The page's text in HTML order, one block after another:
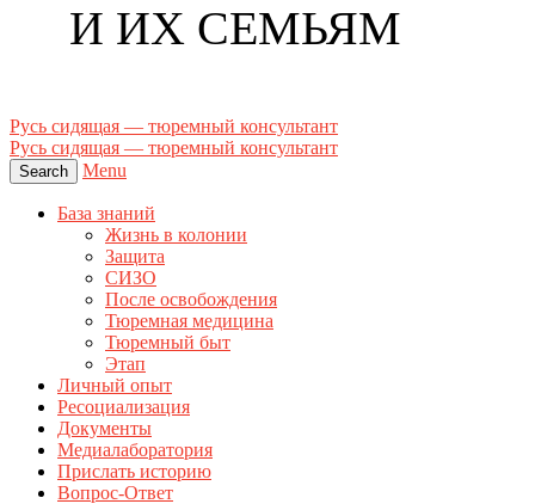
И ИХ СЕМЬЯМ
Русь сидящая — тюремный консультант
Русь сидящая — тюремный консультант
Search Menu
База знаний
Жизнь в колонии
Защита
СИЗО
После освобождения
Тюремная медицина
Тюремный быт
Этап
Личный опыт
Ресоциализация
Документы
Медиалаборатория
Прислать историю
Вопрос-Ответ